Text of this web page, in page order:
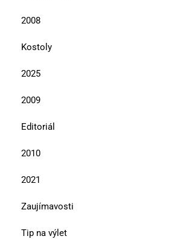
2008
Kostoly
2025
2009
Editoriál
2010
2021
Zaujímavosti
Tip na výlet